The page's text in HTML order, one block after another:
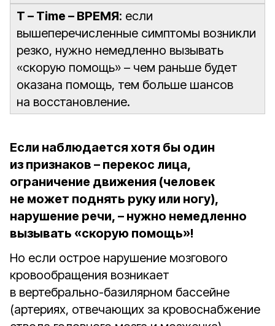
T – Time – ВРЕМЯ: если
вышеперечисленные симптомы возникли
резко, нужно немедленно вызывать
«скорую помощь» – чем раньше будет
оказана помощь, тем больше шансов
на восстановление.
Если наблюдается хотя бы один
из признаков – перекос лица,
ограничение движения (человек
не может поднять руку или ногу),
нарушение речи, – нужно немедленно
вызывать «скорую помощь»!
Но если острое нарушение мозгового
кровообращения возникает
в вертебрально-базилярном бассейне
(артериях, отвечающих за кровоснабжение